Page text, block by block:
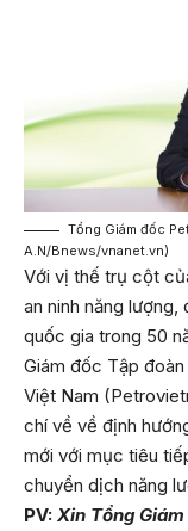
Tổng Giám đốc
A.N/Bnews/vnanet.vn)
Với vị thế trụ cột
an ninh năng
quốc gia trong 50
Giám đốc Tập
Việt Nam
chí về về định
mới với mục tiêu
chuyển dịch năng
PV: Xin Tổng